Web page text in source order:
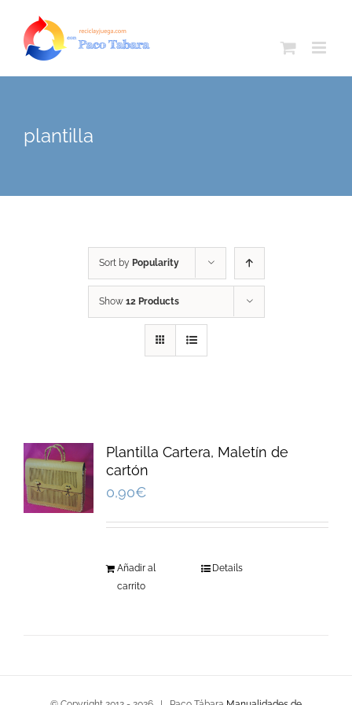
content
plantilla
Sort by Popularity
Show 12 Products
Plantilla Cartera, Maletín de
cartón
0,90€
Añadir al
carrito
Details